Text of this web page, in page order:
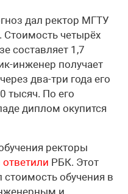
дал ректор МГТУ
четырёх
составляет 1,7
инженер получает
два-три года его
тысяч. По его
диплом окупится
ректоры
ответили РБК. Этот
обучения в
и